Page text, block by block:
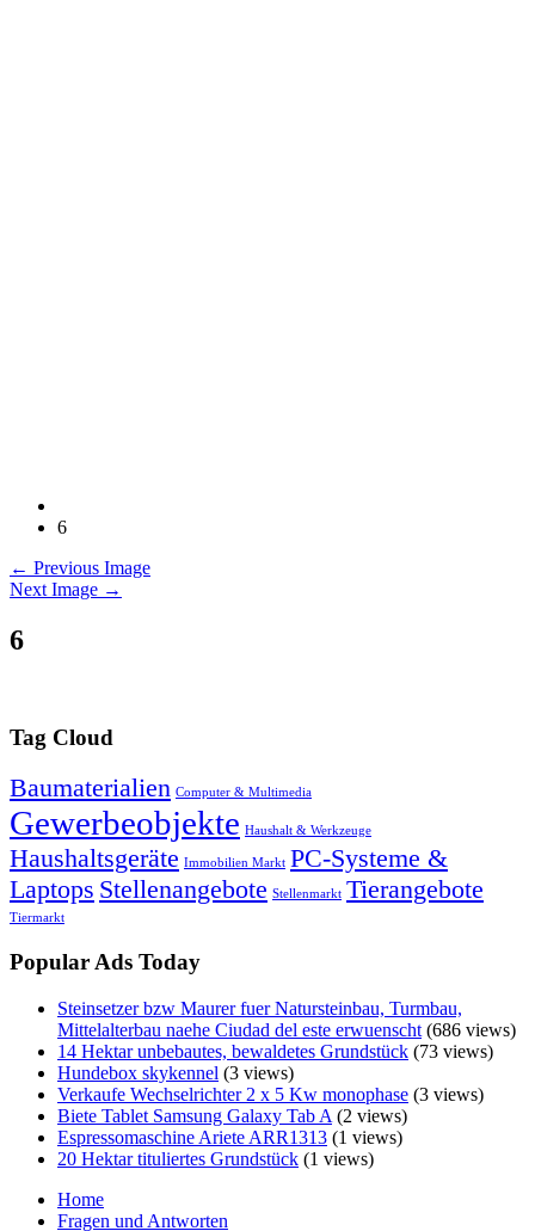
6
← Previous Image
Next Image →
6
Tag Cloud
Baumaterialien Computer & Multimedia
Gewerbeobjekte Haushalt & Werkzeuge
Haushaltsgeräte Immobilien Markt PC-Systeme &
Laptops Stellenangebote Stellenmarkt Tierangebote
Tiermarkt
Popular Ads Today
Steinsetzer bzw Maurer fuer Natursteinbau, Turmbau,
Mittelalterbau naehe Ciudad del este erwuenscht (686 views)
14 Hektar unbebautes, bewaldetes Grundstück (73 views)
Hundebox skykennel (3 views)
Verkaufe Wechselrichter 2 x 5 Kw monophase (3 views)
Biete Tablet Samsung Galaxy Tab A (2 views)
Espressomaschine Ariete ARR1313 (1 views)
20 Hektar tituliertes Grundstück (1 views)
Home
Fragen und Antworten